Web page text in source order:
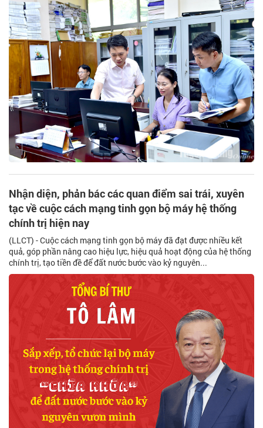
Nhận diện, phản bác các quan điểm sai trái, xuyên
tạc về cuộc cách mạng tinh gọn bộ máy hệ thống
chính trị hiện nay
(LLCT) - Cuộc cách mạng tinh gọn bộ máy đã đạt được nhiều kết
quả, góp phần nâng cao hiệu lực, hiệu quả hoạt động của hệ thống
chính trị, tạo tiền đề để đất nước bước vào kỷ nguyên...